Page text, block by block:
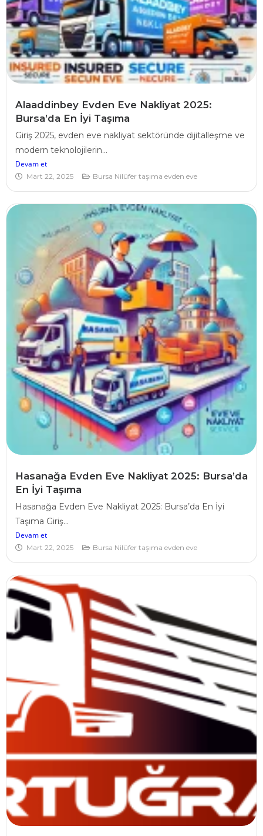
Alaaddinbey Evden Eve Nakliyat 2025:
Bursa’da En İyi Taşıma
Giriş 2025, evden eve nakliyat sektöründe dijitalleşme ve
modern teknolojilerin...
Devam et
Mart 22, 2025 Bursa Nilüfer taşıma evden eve
Hasanağa Evden Eve Nakliyat 2025: Bursa’da
En İyi Taşıma
Hasanağa Evden Eve Nakliyat 2025: Bursa’da En İyi
Taşıma Giriş...
Devam et
Mart 22, 2025 Bursa Nilüfer taşıma evden eve